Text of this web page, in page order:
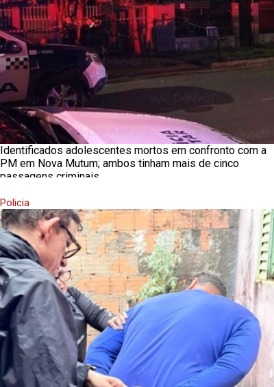
Identificados adolescentes mortos em confronto com a
PM em Nova Mutum; ambos tinham mais de cinco
passagens criminais
Policia